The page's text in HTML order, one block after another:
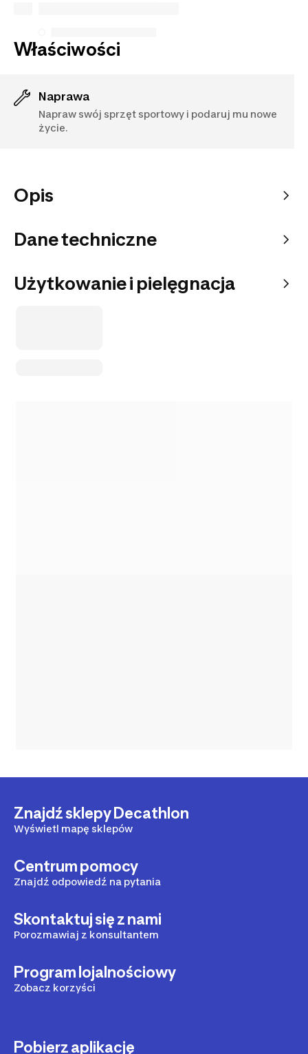
Właściwości
Naprawa
Napraw swój sprzęt sportowy i podaruj mu nowe
życie.
Opis
Dane techniczne
Użytkowanie i pielęgnacja
Znajdź sklepy Decathlon
Wyświetl mapę sklepów
Centrum pomocy
Znajdź odpowiedź na pytania
Skontaktuj się z nami
Porozmawiaj z konsultantem
Program lojalnościowy
Zobacz korzyści
Pobierz aplikację